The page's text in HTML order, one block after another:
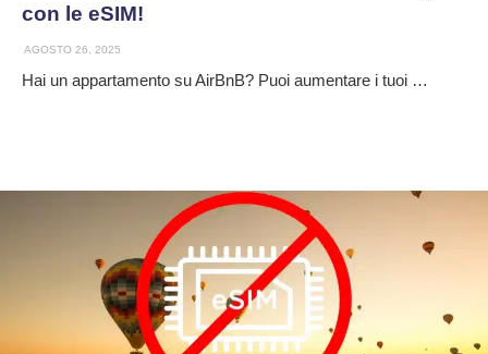
con le eSIM!
AGOSTO 26, 2025
Hai un appartamento su AirBnB? Puoi aumentare i tuoi …